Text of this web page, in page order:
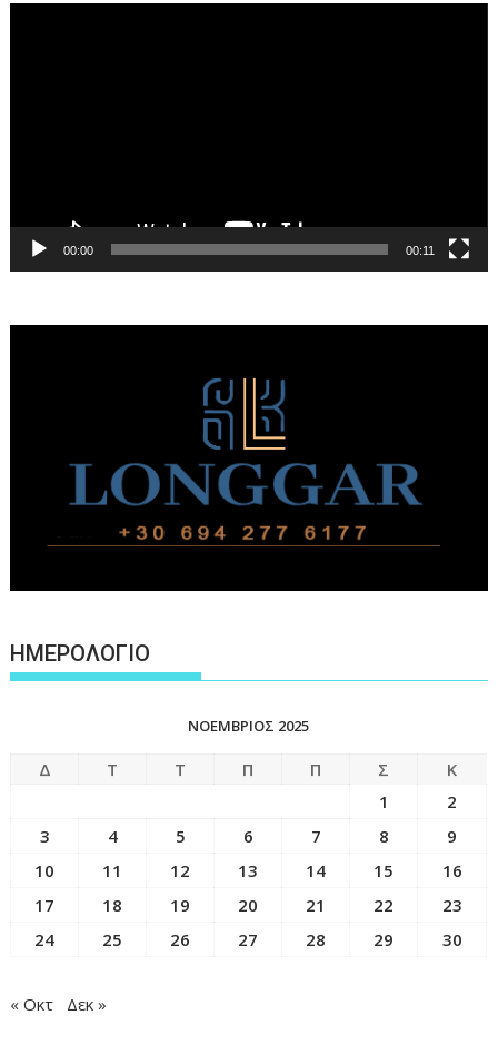
00:00 00:11
ΗΜΕΡΟΛΟΓΙΟ
ΝΟΈΜΒΡΙΟΣ 2025
Δ Τ Τ Π Π Σ
Κ
1
2
3
4 5 6 7 8
9
10
11 12 13 14 15
16
17
18 19 20 21 22
23
24
25 26 27 28 29 30
« Οκτ Δεκ »